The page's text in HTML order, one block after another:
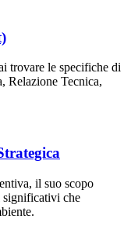
trovare le specifiche di
Relazione Tecnica,
il suo scopo
significativi che